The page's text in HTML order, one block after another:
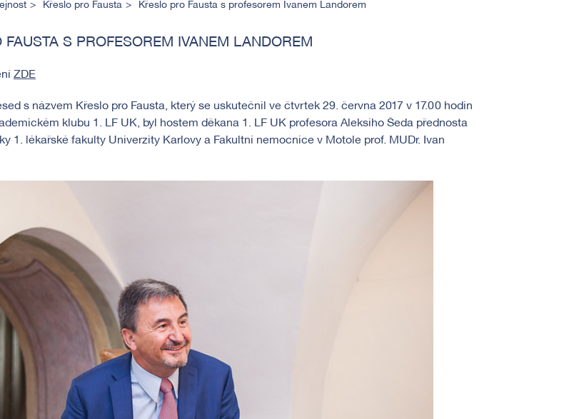
Křeslo pro Fausta Křeslo pro Fausta s profesorem Ivanem Landorem
FAUSTA S PROFESOREM IVANEM LANDOREM
ZDE
s názvem Křeslo pro Fausta, který se uskutečnil ve čtvrtek 29. června 2017 v 17.00 hodin
klubu 1. LF UK, byl hostem děkana 1. LF UK profesora Aleksiho Šeda přednosta
1. lékařské fakulty Univerzity Karlovy a Fakultní nemocnice v Motole prof. MUDr. Ivan